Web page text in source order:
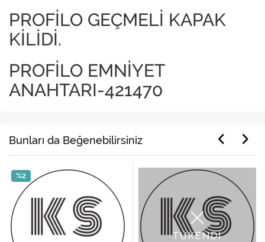
PROFİLO GEÇMELİ KAPAK
KİLİDİ.
PROFİLO EMNİYET
ANAHTARI-421470
Bunları da Beğenebilirsiniz
%2
TÜKENDİ